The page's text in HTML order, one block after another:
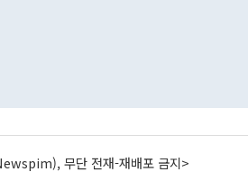
무단 전재-재배포 금지>